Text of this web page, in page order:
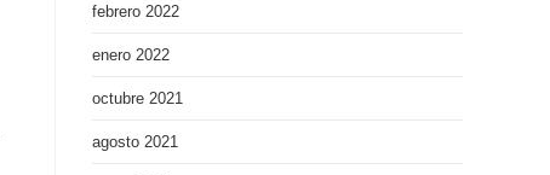
febrero 2022
enero 2022
octubre 2021
agosto 2021